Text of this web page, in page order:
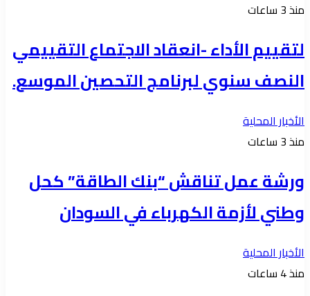
منذ 3 ساعات
لتقييم الأداء -انعقاد الاجتماع التقييمي
النصف سنوي لبرنامج التحصين الموسع.
الأخبار المحلية
منذ 3 ساعات
ورشة عمل تناقش “بنك الطاقة” كحل
وطني لأزمة الكهرباء في السودان
الأخبار المحلية
منذ 4 ساعات